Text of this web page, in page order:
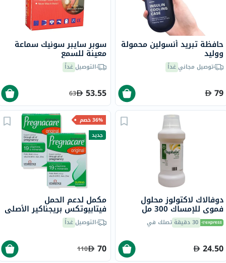
حافظة تبريد أنسولين محمولة
ووليد
توصيل مجانيغداً
79
سوبر سايبر سونيك سماعة
معينة للسمع
التوصيلغداً
53.55
63
دوفالاك لاكتولوز محلول
فموي للإمساك 300 مل
30 دقيقة تصلك في
24.50
36% خصم
جديد
مكمل لدعم الحمل
فيتابيوتكس بريجناكير الأصلي
- 2 × 30 قرص التوصيلغداً
70
110